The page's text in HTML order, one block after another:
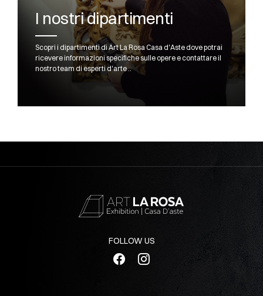
I nostri dipartimenti
Scopri i dipartimenti di Art La Rosa Casa d'Aste dove potrai
ricevere informazioni specifiche sulle opere e contattare il
nostro team di esperti d'arte ..
FOLLOW US